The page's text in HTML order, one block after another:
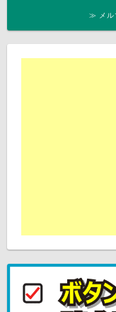
≫ メル